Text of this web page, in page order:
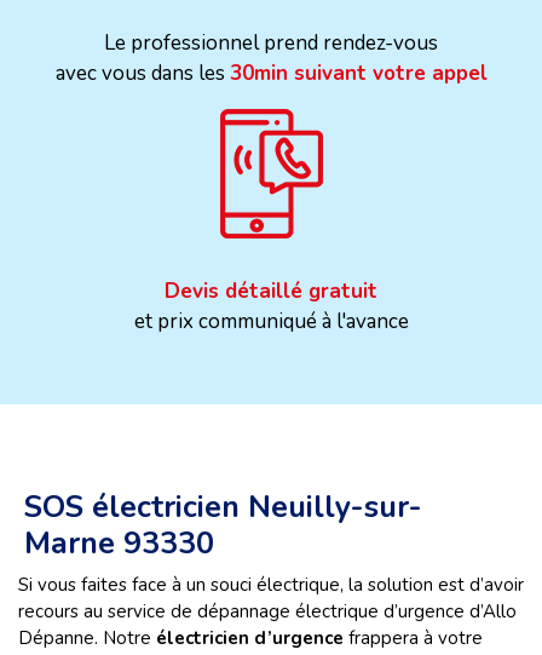
Le professionnel prend rendez-vous
avec vous dans les 30min suivant votre appel
Devis détaillé gratuit
et prix communiqué à l'avance
SOS électricien Neuilly-sur-
Marne 93330
Si vous faites face à un souci électrique, la solution est d’avoir
recours au service de dépannage électrique d’urgence d’Allo
Dépanne. Notre électricien d’urgence frappera à votre